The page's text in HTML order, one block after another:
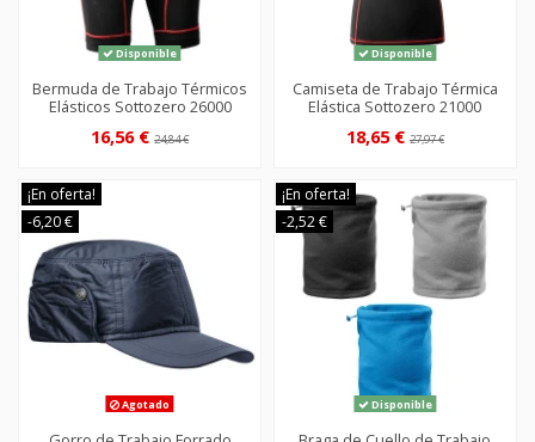
Disponible
Bermuda de Trabajo Térmicos
Elásticos Sottozero 26000
16,56 €24,84 €
Disponible
Camiseta de Trabajo Térmica
Elástica Sottozero 21000
18,65 €27,97 €
¡En oferta!
-6,20 €
Agotado
¡En oferta!
-2,52 €
Disponible